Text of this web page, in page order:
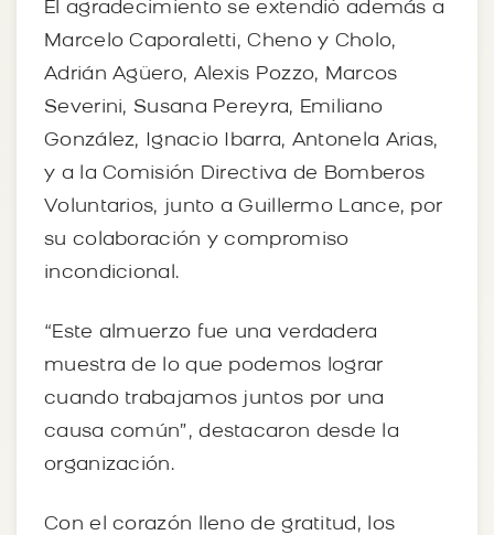
El agradecimiento se extendió además a
Marcelo Caporaletti, Cheno y Cholo,
Adrián Agüero, Alexis Pozzo, Marcos
Severini, Susana Pereyra, Emiliano
González, Ignacio Ibarra, Antonela Arias,
y a la Comisión Directiva de Bomberos
Voluntarios, junto a Guillermo Lance, por
su colaboración y compromiso
incondicional.
“Este almuerzo fue una verdadera
muestra de lo que podemos lograr
cuando trabajamos juntos por una
causa común”, destacaron desde la
organización.
Con el corazón lleno de gratitud, los